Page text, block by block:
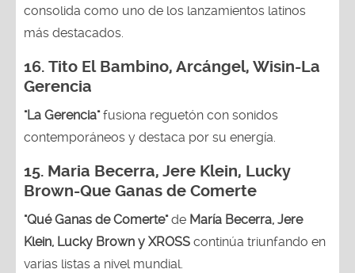
consolida como uno de los lanzamientos latinos
más destacados.
16. Tito El Bambino, Arcángel, Wisin-La
Gerencia
"La Gerencia"fusiona reguetón con sonidos
contemporáneos y destaca por su energía.
15. Maria Becerra, Jere Klein, Lucky
Brown-Que Ganas de Comerte
"Qué Ganas de Comerte"de María Becerra, Jere
Klein, Lucky Brown y XROSS continúa triunfando en
varias listas a nivel mundial.